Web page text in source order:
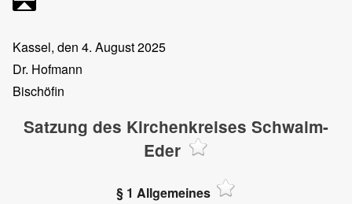
Kassel, den 4. August 2025
Dr. Hofmann
Bischöfin
Satzung des Kirchenkreises Schwalm-
Eder
§ 1 Allgemeines